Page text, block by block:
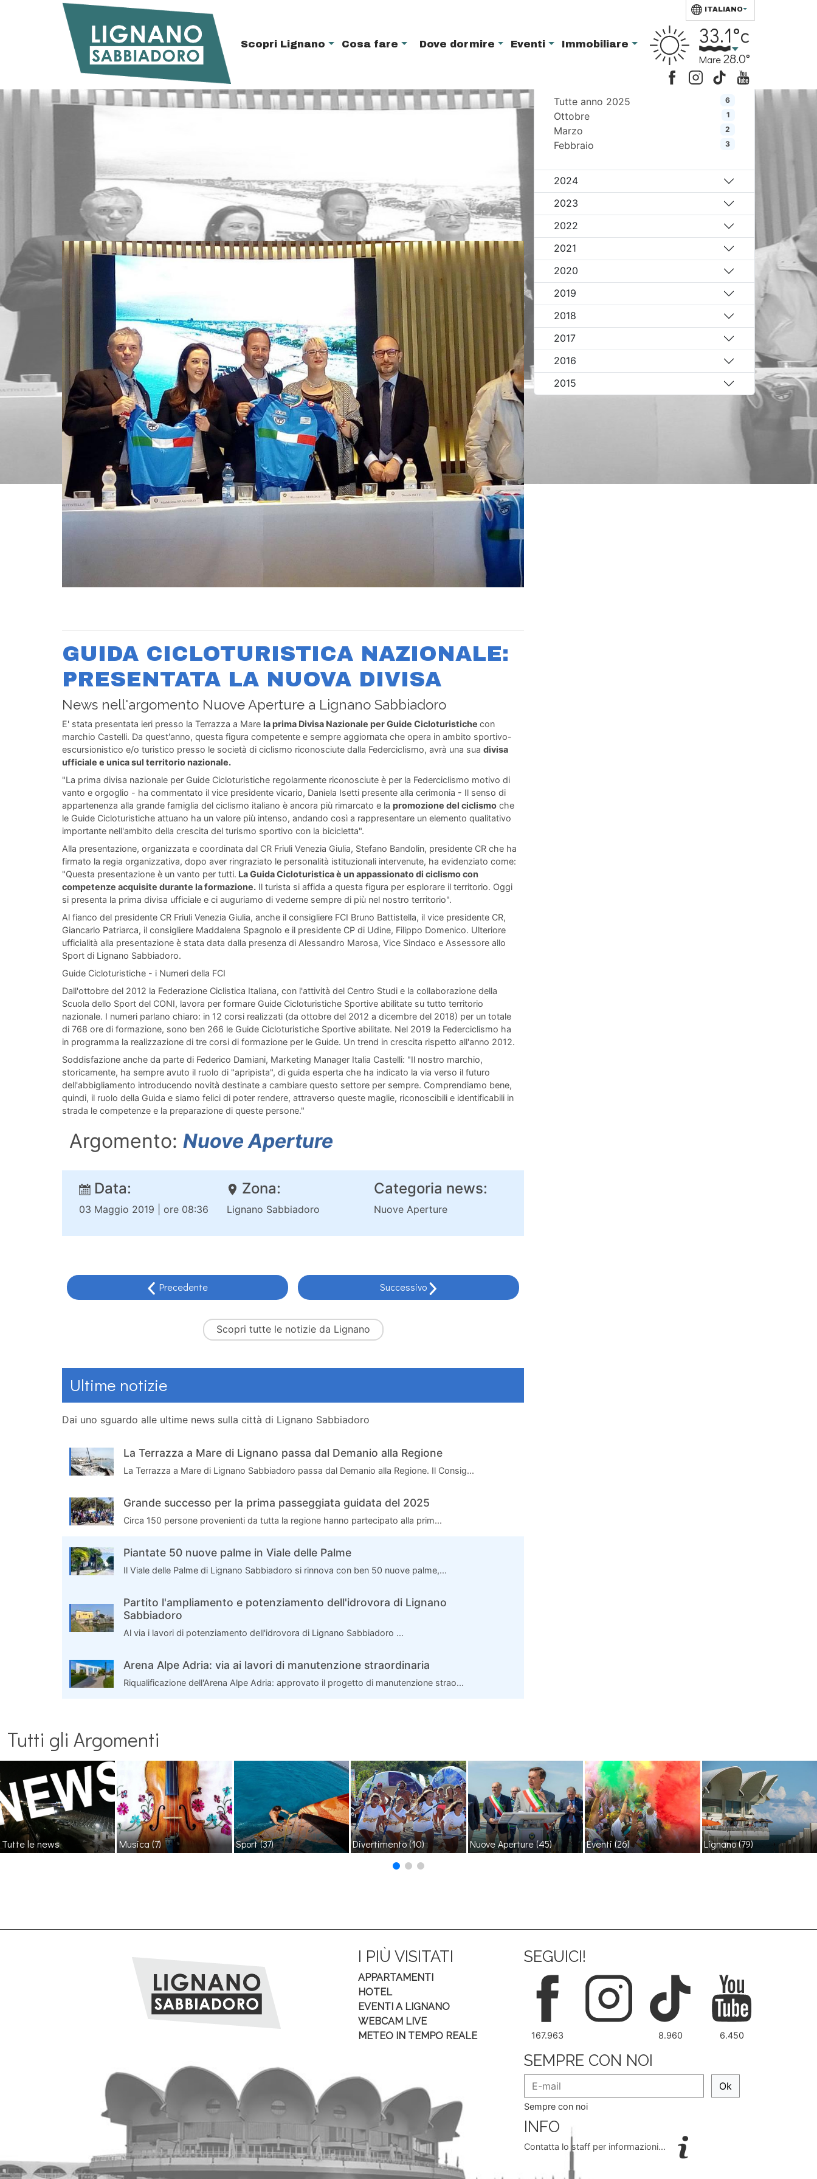
Scopri Lignano Cosa fare Dove dormire Eventi Immobiliare
ITALIANO
33.1°c
Mare28.0°
GUIDA CICLOTURISTICA NAZIONALE:
PRESENTATA LA NUOVA DIVISA
News nell'argomento Nuove Aperture a Lignano Sabbiadoro
E' stata presentata ieri presso la Terrazza a Mare la prima Divisa Nazionale per Guide Cicloturistiche con
marchio Castelli. Da quest'anno, questa figura competente e sempre aggiornata che opera in ambito sportivo-
escursionistico e/o turistico presso le società di ciclismo riconosciute dalla Federciclismo, avrà una sua divisa
ufficiale e unica sul territorio nazionale.
"La prima divisa nazionale per Guide Cicloturistiche regolarmente riconosciute è per la Federciclismo motivo di
vanto e orgoglio - ha commentato il vice presidente vicario, Daniela Isetti presente alla cerimonia - Il senso di
appartenenza alla grande famiglia del ciclismo italiano è ancora più rimarcato e la promozione del ciclismo che
le Guide Cicloturistiche attuano ha un valore più intenso, andando così a rappresentare un elemento qualitativo
importante nell'ambito della crescita del turismo sportivo con la bicicletta".
Alla presentazione, organizzata e coordinata dal CR Friuli Venezia Giulia, Stefano Bandolin, presidente CR che ha
firmato la regia organizzativa, dopo aver ringraziato le personalità istituzionali intervenute, ha evidenziato come:
"Questa presentazione è un vanto per tutti. La Guida Cicloturistica è un appassionato di ciclismo con
competenze acquisite durante la formazione. Il turista si affida a questa figura per esplorare il territorio. Oggi
si presenta la prima divisa ufficiale e ci auguriamo di vederne sempre di più nel nostro territorio".
Al fianco del presidente CR Friuli Venezia Giulia, anche il consigliere FCI Bruno Battistella, il vice presidente CR,
Giancarlo Patriarca, il consigliere Maddalena Spagnolo e il presidente CP di Udine, Filippo Domenico. Ulteriore
ufficialità alla presentazione è stata data dalla presenza di Alessandro Marosa, Vice Sindaco e Assessore allo
Sport di Lignano Sabbiadoro.
Guide Cicloturistiche - i Numeri della FCI
Dall'ottobre del 2012 la Federazione Ciclistica Italiana, con l'attività del Centro Studi e la collaborazione della
Scuola dello Sport del CONI, lavora per formare Guide Cicloturistiche Sportive abilitate su tutto territorio
nazionale. I numeri parlano chiaro: in 12 corsi realizzati (da ottobre del 2012 a dicembre del 2018) per un totale
di 768 ore di formazione, sono ben 266 le Guide Cicloturistiche Sportive abilitate. Nel 2019 la Federciclismo ha
in programma la realizzazione di tre corsi di formazione per le Guide. Un trend in crescita rispetto all'anno 2012.
Soddisfazione anche da parte di Federico Damiani, Marketing Manager Italia Castelli: "Il nostro marchio,
storicamente, ha sempre avuto il ruolo di "apripista", di guida esperta che ha indicato la via verso il futuro
dell'abbigliamento introducendo novità destinate a cambiare questo settore per sempre. Comprendiamo bene,
quindi, il ruolo della Guida e siamo felici di poter rendere, attraverso queste maglie, riconoscibili e identificabili in
strada le competenze e la preparazione di queste persone."
Top
Argomento: Nuove Aperture
Data:
03 Maggio 2019 | ore 08:36
Zona:
Lignano Sabbiadoro
Categoria news:
Nuove Aperture
Precedente Successivo
Scopri tutte le notizie da Lignano
Ultime notizie
Dai uno sguardo alle ultime news sulla città di Lignano Sabbiadoro
La Terrazza a Mare di Lignano passa dal Demanio alla Regione
La Terrazza a Mare di Lignano Sabbiadoro passa dal Demanio alla Regione. Il Consig...
Grande successo per la prima passeggiata guidata del 2025
Circa 150 persone provenienti da tutta la regione hanno partecipato alla prim...
Piantate 50 nuove palme in Viale delle Palme
Il Viale delle Palme di Lignano Sabbiadoro si rinnova con ben 50 nuove palme,...
Partito l'ampliamento e potenziamento dell'idrovora di Lignano
Sabbiadoro
Al via i lavori di potenziamento dell'idrovora di Lignano Sabbiadoro ...
Arena Alpe Adria: via ai lavori di manutenzione straordinaria
Riqualificazione dell'Arena Alpe Adria: approvato il progetto di manutenzione strao...
Tutte anno 2025 6
Ottobre 1
Marzo 2
Febbraio 3
2024
2023
2022
2021
2020
2019
2018
2017
2016
2015
Tutti gli Argomenti
Tutte le news Musica(7) Sport(37) Divertimento(10) Nuove Aperture(45) Eventi(26) Lignano(79)
I PIÙ VISITATI
APPARTAMENTI
HOTEL
EVENTI A LIGNANO
WEBCAM LIVE
METEO IN TEMPO REALE
SEGUICI!
167.963 8.960 6.450
SEMPRE CON NOI
Ok
Sempre con noi
INFO
Contatta lo staff per informazioni...